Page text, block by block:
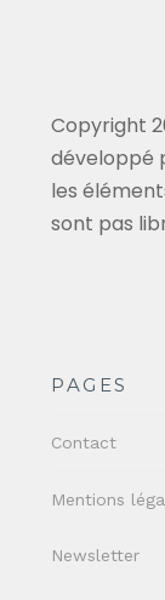
Copyright
développé
les
sont pas
PAGES
Contact
Mentions
Newsletter